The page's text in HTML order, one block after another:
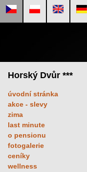
Horský Dvůr ***
úvodní stránka
akce - slevy
zima
last minute
o pensionu
fotogalerie
ceníky
wellness